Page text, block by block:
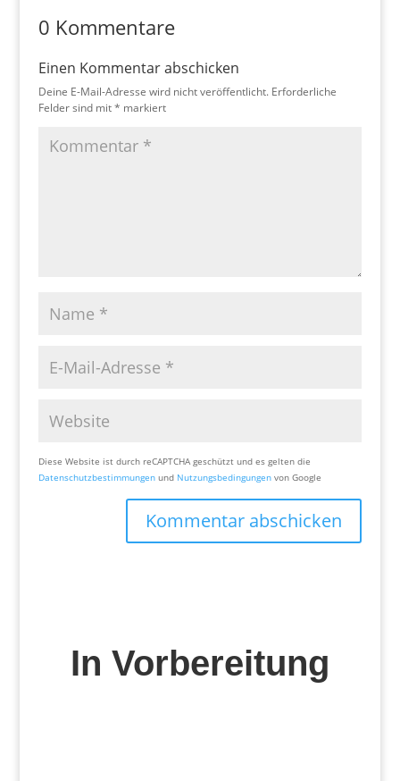
0 Kommentare
Einen Kommentar abschicken
Deine E-Mail-Adresse wird nicht veröffentlicht. Erforderliche
Felder sind mit* markiert
Diese Website ist durch reCAPTCHA geschützt und es gelten die
Datenschutzbestimmungenund Nutzungsbedingungenvon Google
Kommentar abschicken
In Vorbereitung